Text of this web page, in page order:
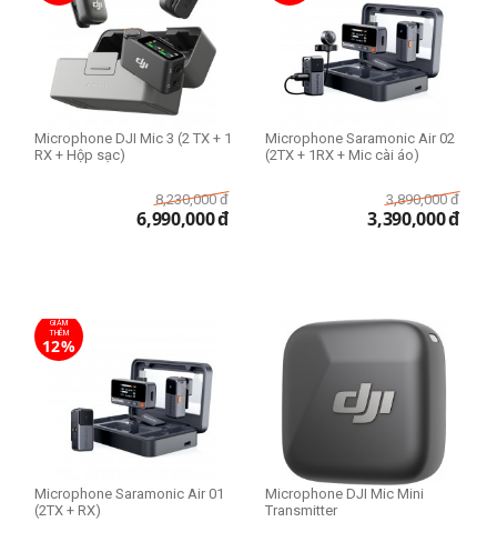
Microphone DJI Mic 3 (2 TX + 1
RX + Hộp sạc)
8,230,000 đ
6,990,000đ
Microphone Saramonic Air 02
(2TX + 1RX + Mic cài áo)
3,890,000 đ
3,390,000đ
GIẢM
THÊM
12%
Microphone Saramonic Air 01
(2TX + RX)
Microphone DJI Mic Mini
Transmitter